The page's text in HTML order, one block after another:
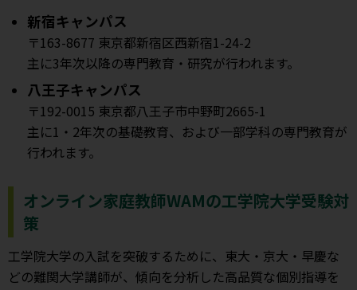
新宿キャンパス
〒163-8677 東京都新宿区西新宿1-24-2
主に3年次以降の専門教育・研究が行われます。
八王子キャンパス
〒192-0015 東京都八王子市中野町2665-1
主に1・2年次の基礎教育、および一部学科の専門教育が
行われます。
オンライン家庭教師WAMの工学院大学受験対
策
工学院大学の入試を突破するために、東大・京大・早慶な
どの難関大学講師が、傾向を分析した高品質な個別指導を